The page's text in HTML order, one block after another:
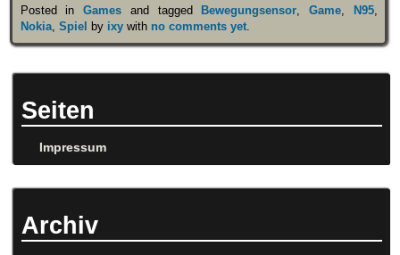
Posted inGames and tagged Bewegungsensor,Game, N95,
Nokia, Spiel by ixywith no comments yet.
Seiten
Impressum
Archiv